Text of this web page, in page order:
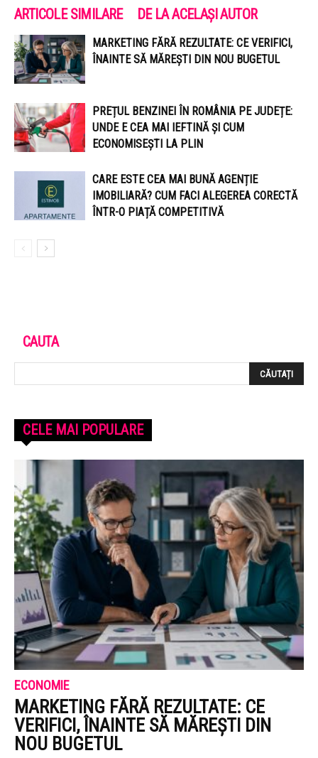
ARTICOLE SIMILARE DE LA ACELAȘI AUTOR
MARKETING FĂRĂ REZULTATE: CE VERIFICI,
ÎNAINTE SĂ MĂREȘTI DIN NOU BUGETUL
PREȚUL BENZINEI ÎN ROMÂNIA PE JUDEȚE:
UNDE E CEA MAI IEFTINĂ ȘI CUM
ECONOMISEȘTI LA PLIN
CARE ESTE CEA MAI BUNĂ AGENȚIE
IMOBILIARĂ? CUM FACI ALEGEREA CORECTĂ
ÎNTR-O PIAȚĂ COMPETITIVĂ
CAUTA
CELE MAI POPULARE
ECONOMIE
MARKETING FĂRĂ REZULTATE: CE
VERIFICI, ÎNAINTE SĂ MĂREȘTI DIN
NOU BUGETUL